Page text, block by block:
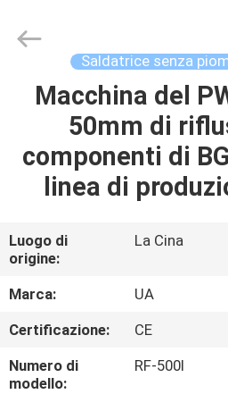
CASA
PRODOTTI
NOI
GIRO
DELLA
FABBRICA
UNIQUE
AUTOMATION
Saldatrice senza
Macchina del
50mm di
componenti di
linea di
Luogo di
origine:
La Cina
Marca:
UA
Certificazione:
CE
Numero di
modello:
RF-500Ⅰ